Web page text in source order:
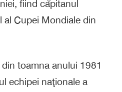
fiind căpitanul
al Cupei Mondiale din
toamna anului 1981
echipei naţionale a